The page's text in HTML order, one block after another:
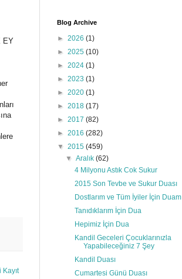
EY
Kayıt
Blog Archive
► 2026 (1)
► 2025 (10)
► 2024 (1)
► 2023 (1)
► 2020 (1)
► 2018 (17)
► 2017 (82)
► 2016 (282)
▼ 2015 (459)
▼Aralık(62)
4 Milyonu Astık Cok Sukur
2015 Son Tevbe ve Sukur Duası
Dostlarım ve Tüm İyiler İçin Duam
Tanıdıklarım İçin Dua
Hepimiz İçin Dua
Kandil Geceleri Çocuklarınızla
Yapabileceğiniz 7 Şey
Kandil Duası
Cumartesi Günü Duası